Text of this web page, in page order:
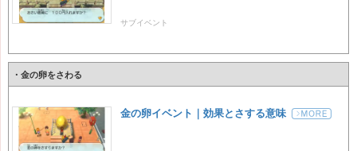
サブイベント
・金の卵をさわる
金の卵イベント｜効果とさする意味